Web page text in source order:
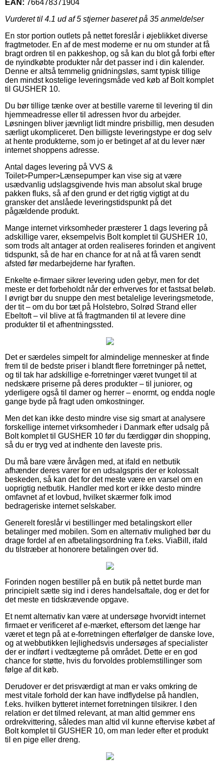
EAN: 766478371904
Vurderet til 4.1 ud af 5 stjerner baseret på 35 anmeldelser
En stor portion outlets på nettet foreslår i øjeblikket diverse
fragtmetoder. En af de mest moderne er nu om stunder at få
bragt ordren til en pakkeshop, og så kan du blot gå forbi efter
de nyindkøbte produkter når det passer ind i din kalender.
Denne er altså temmelig gnidningsløs, samt typisk tillige
den mindst kostelige leveringsmåde ved køb af Bolt komplet
til GUSHER 10.
Du bør tillige tænke over at bestille varerne til levering til din
hjemmeadresse eller til adressen hvor du arbejder.
Løsningen bliver jævnligt lidt mindre prisbillig, men desuden
særligt ukompliceret. Den billigste leveringstype er dog selv
at hente produkterne, som jo er betinget af at du lever nær
internet shoppens adresse.
Antal dages levering på VVS &
Toilet>Pumper>Lænsepumper kan vise sig at være
usædvanlig udslagsgivende hvis man absolut skal bruge
pakken fluks, så af den grund er det rigtig vigtigt at du
gransker det anslåede leveringstidspunkt på det
pågældende produkt.
Mange internet virksomheder præsterer 1 dags levering på
adskillige varer, eksempelvis Bolt komplet til GUSHER 10,
som trods alt antager at orden realiseres forinden et angivent
tidspunkt, så de har en chance for at nå at få varen sendt
afsted før medarbejderne har fyraften.
Enkelte e-firmaer sikrer levering uden gebyr, men for det
meste er det forbeholdt når der erhverves for et fastsat beløb.
I øvrigt bør du snuppe den mest betalelige leveringsmetode,
der tit – om du bor tæt på Holstebro, Solrød Strand eller
Ebeltoft – vil blive at få fragtmanden til at levere dine
produkter til et afhentningssted.
Det er særdeles simpelt for almindelige mennesker at finde
frem til de bedste priser i blandt flere forretninger på nettet,
og til tak har adskillige e-forretninger været tvunget til at
nedskære priserne på deres produkter – til juniorer, og
yderligere også til damer og herrer – enormt, og endda nogle
gange byde på fragt uden omkostninger.
Men det kan ikke desto mindre vise sig smart at analysere
forskellige internet virksomheder i Danmark efter udsalg på
Bolt komplet til GUSHER 10 før du færdiggør din shopping,
så du er tryg ved at indhente den laveste pris.
Du må bare være årvågen med, at ifald en netbutik
afhænder deres varer for en udsalgspris der er kolossalt
beskeden, så kan det for det meste være en varsel om en
uoprigtig netbutik. Handler med kort er ikke desto mindre
omfavnet af et lovbud, hvilket skærmer folk imod
bedrageriske internet selskaber.
Generelt foreslår vi bestillinger med betalingskort eller
betalinger med mobilen. Som en alternativ mulighed bør du
drage fordel af en afbetalingsordning fra f.eks. ViaBill, ifald
du tilstræber at honorere betalingen over tid.
Forinden nogen bestiller på en butik på nettet burde man
principielt sætte sig ind i deres handelsaftale, dog er det for
det meste en tidskrævende opgave.
Et nemt alternativ kan være at undersøge hvorvidt internet
firmaet er verificeret af e-mærket, eftersom det længe har
været et tegn på at e-forretningen efterfølger de danske love,
og at webbutikken lejlighedsvis undersøges af specialister
der er indført i vedtægterne på området. Dette er en god
chance for støtte, hvis du forvoldes problemstillinger som
følge af dit køb.
Derudover er det prisværdigt at man er vaks omkring de
mest vitale forhold der kan have indflydelse på handlen,
f.eks. hvilken bytteret internet forretningen tilsikrer. I den
relation er det tilmed relevant, at man altid gemmer ens
ordrekvittering, således man altid vil kunne eftervise købet af
Bolt komplet til GUSHER 10, om man leder efter et produkt
til en pige eller dreng.